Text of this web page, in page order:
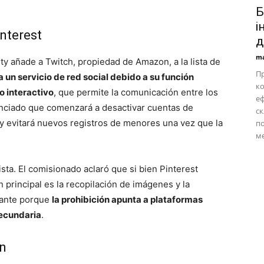
añade a Twitch, propiedad de Amazon, a la lista de
un servicio de red social debido a su función
interactivo, que permite la comunicación entre los
que comenzará a desactivar cuentas de
evitará nuevos registros de menores una vez que la
El comisionado aclaró que si bien Pinterest
es la recopilación de imágenes y la
porque la prohibición apunta a plataformas
.